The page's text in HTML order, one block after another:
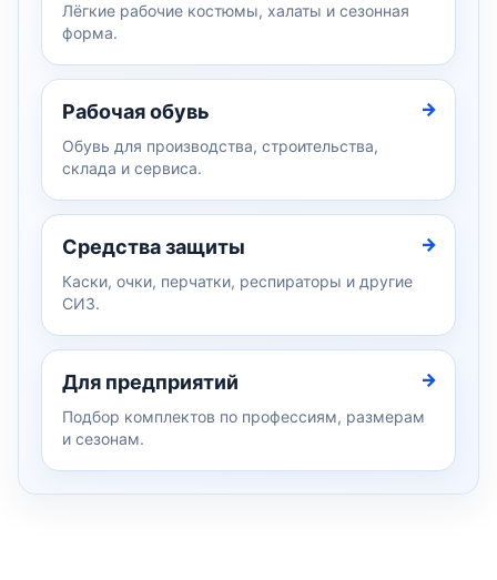
Лёгкие рабочие костюмы, халаты и сезонная
форма.
Рабочая обувь
Обувь для производства, строительства,
склада и сервиса.
Средства защиты
Каски, очки, перчатки, респираторы и другие
СИЗ.
Для предприятий
Подбор комплектов по профессиям, размерам
и сезонам.